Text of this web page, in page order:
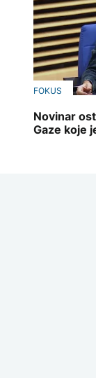
FOKUS
Novinar
Gaze koje